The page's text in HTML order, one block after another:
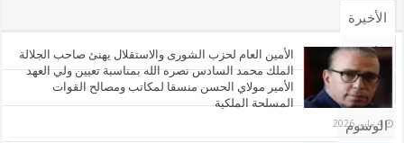
الأخيرة
الأشهر
تعليقات
الوسوم
الأمين العام لحزب الشورى والاستقلال يهنئ صاحب الجلالة
الملك محمد السادس نصره الله بمناسبة تعيين ولي العهد
الأمير مولاي الحسن منسقا لمكاتب ومصالح القوات
المسلحة الملكية
4 مايو، 2026